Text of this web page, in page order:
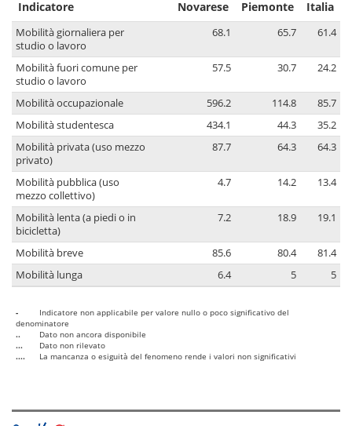
Indicatore
Novarese
Piemonte Italia
Mobilità giornaliera per
studio o lavoro
68.1 65.7 61.4
Mobilità fuori comune per
studio o lavoro
57.5 30.7 24.2
Mobilità occupazionale 596.2 114.8
85.7
Mobilità studentesca
434.1 44.3
35.2
Mobilità privata (uso mezzo
privato)
87.7 64.3 64.3
Mobilità pubblica (uso
mezzo collettivo)
4.7 14.2 13.4
Mobilità lenta (a piedi o in
bicicletta)
7.2 18.9 19.1
Mobilità breve 85.6 80.4
81.4
Mobilità lunga
6.4 5 5
-
Indicatore non applicabile per valore nullo o poco significativo del
denominatore
..
Dato non ancora disponibile
...
Dato non rilevato
....
La mancanza o esiguità del fenomeno rende i valori non significativi